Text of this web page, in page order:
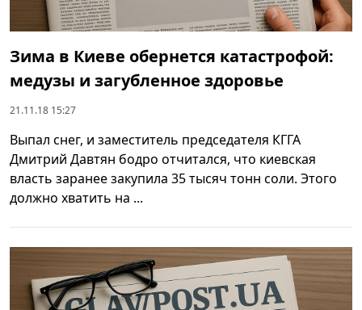
Зима в Киеве обернется катастрофой:
медузы и загубленное здоровье
21.11.18 15:27
Выпал снег, и заместитель председателя КГГА
Дмитрий Давтян бодро отчитался, что киевская
власть заранее закупила 35 тысяч тонн соли. Этого
должно хватить на ...